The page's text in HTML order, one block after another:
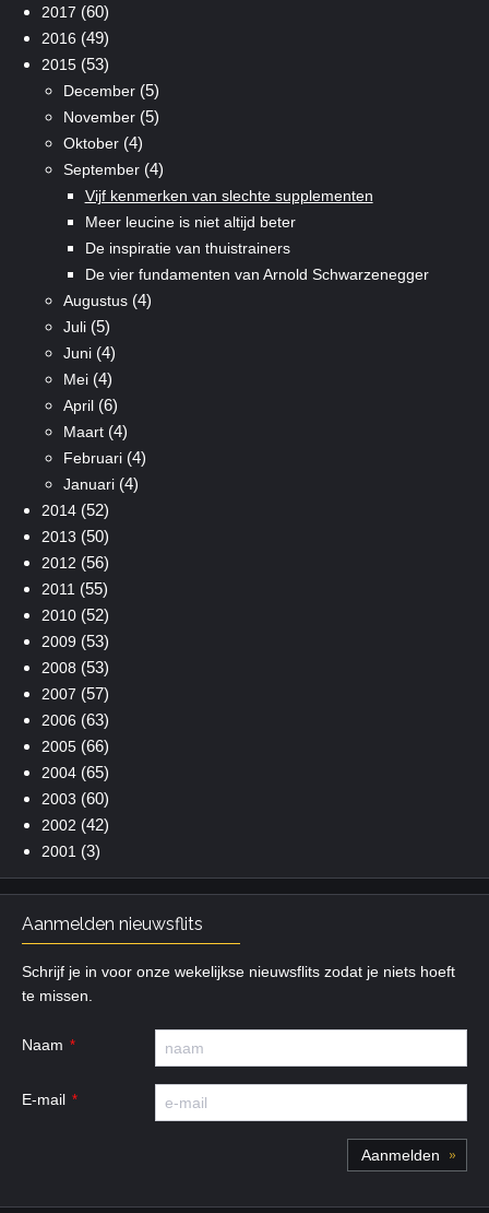
2017 (60)
2016 (49)
2015(53)
December(5)
November(5)
Oktober(4)
September(4)
Vijf kenmerken van slechte supplementen
Meer leucine is niet altijd beter
De inspiratie van thuistrainers
De vier fundamenten van Arnold Schwarzenegger
Augustus(4)
Juli(5)
Juni(4)
Mei(4)
April(6)
Maart(4)
Februari(4)
Januari(4)
2014(52)
2013 (50)
2012 (56)
2011 (55)
2010(52)
2009 (53)
2008 (53)
2007 (57)
2006 (63)
2005(66)
2004(65)
2003 (60)
2002 (42)
2001 (3)
Aanmelden nieuwsflits
Schrijf je in voor onze wekelijkse nieuwsflits zodat je niets hoeft
te missen.
Naam
E-mail